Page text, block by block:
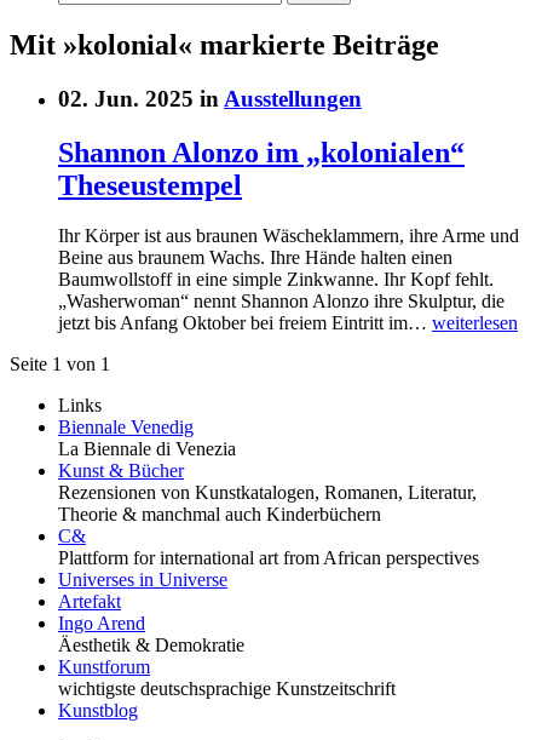
Mit »kolonial« markierte Beiträge
02. Jun. 2025 in Ausstellungen
Shannon Alonzo im „kolonialen“
Theseustempel
Ihr Körper ist aus braunen Wäscheklammern, ihre Arme und
Beine aus braunem Wachs. Ihre Hände halten einen
Baumwollstoff in eine simple Zinkwanne. Ihr Kopf fehlt.
„Washerwoman“ nennt Shannon Alonzo ihre Skulptur, die
jetzt bis Anfang Oktober bei freiem Eintritt im… weiterlesen
Seite 1 von 1
Links
Biennale Venedig
La Biennale di Venezia
Kunst & Bücher
Rezensionen von Kunstkatalogen, Romanen, Literatur,
Theorie & manchmal auch Kinderbüchern
C&
Plattform for international art from African perspectives
Universes in Universe
Artefakt
Ingo Arend
Äesthetik & Demokratie
Kunstforum
wichtigste deutschsprachige Kunstzeitschrift
Kunstblog